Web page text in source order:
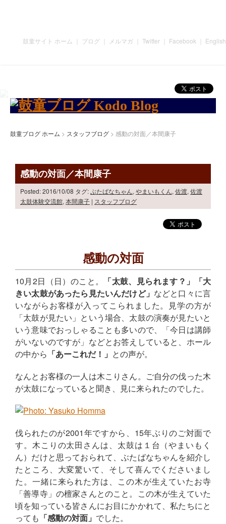
鼓童サイト ホーム ブログ メルマガ Twitter Facebook English
鼓童ブログ ホーム > スタッフブログ > 感動の対面／本間康子
感動の対面／本間康子
Posted: 2016/10/08 タグ:ぶたばなちゃん, やまいもくん, 佐渡, 佐渡
太鼓体験交流館, 本間康子 | スタッフブログ
感動の対面
10月2日（日）のこと。
「太鼓、見られます？」「大
きい太鼓があったら見たいんだけど」 などと口々に言
いながらお客様が入ってこられました。見学の方が
「太鼓が見たい」という場合、太鼓の演奏が見たいと
いう意味でおっしゃることも多いので、「今日は講師
がいないのですが」などとお答えしていると、ホール
の中から 「あーこれだ！」 との声が。
なんとお客様の一人は木こりさん。ご自分の伐った木
が太鼓になっていると聞き、見に来られたのでした。
伐られたのが2001年ですから、15年ぶりのご対面で
す。木こりの太田さんは、太鼓は１台（やまいもく
ん）だけと思っておられて、ぶたばなちゃんを紹介し
たところ、大変驚いて、そして喜んでくださいまし
た。一緒に来られた方は、この木が生えていたお寺
「善導寺」の檀家さんとのこと。この木が生えていた
頃を知っている皆さんにお目にかかれて、私たちにと
っても 「感動の対面」 でした。